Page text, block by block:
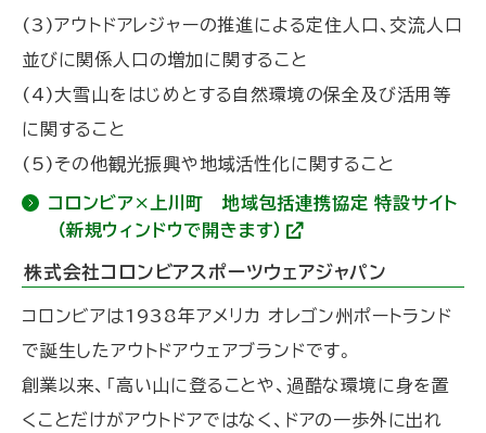
(3)アウトドアレジャーの推進による定住人口、交流人口
並びに関係人口の増加に関すること
(4)大雪山をはじめとする自然環境の保全及び活用等
に関すること
(5)その他観光振興や地域活性化に関すること
コロンビア×上川町 地域包括連携協定 特設サイト
（新規ウィンドウで開きます）
外
部
イ
)
株式会社コロンビアスポーツウェアジャパン
コロンビアは1938年アメリカ オレゴン州ポートランド
で誕生したアウトドアウェアブランドです。
創業以来、「高い山に登ることや、過酷な環境に身を置
くことだけがアウトドアではなく、ドアの一歩外に出れ